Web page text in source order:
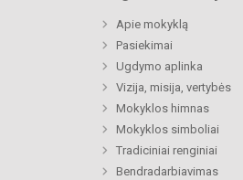
Apie mokyklą
Pasiekimai
Ugdymo aplinka
Vizija, misija, vertybės
Mokyklos himnas
Mokyklos simboliai
Tradiciniai renginiai
Bendradarbiavimas